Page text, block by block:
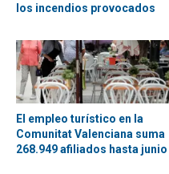
los incendios provocados
El empleo turístico en la
Comunitat Valenciana suma
268.949 afiliados hasta junio